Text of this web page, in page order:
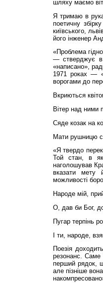
шляху маємо
Я тримаю в
поетичну
київського,
його інженер
«Проблема
— стверджує в
«написано»,
1971 роках —
ворогами до
Вкриються
Вітер над ними
Сяде козак на
Мати рушницю
«Я твердо
Той стан, в
наголошував
вказати мету
можливості
Народе мій,
О, дав би Бог,
Пугар терпінь
І ти, народе,
Поезія
резонанс. Саме
перший рядок,
але пізніше